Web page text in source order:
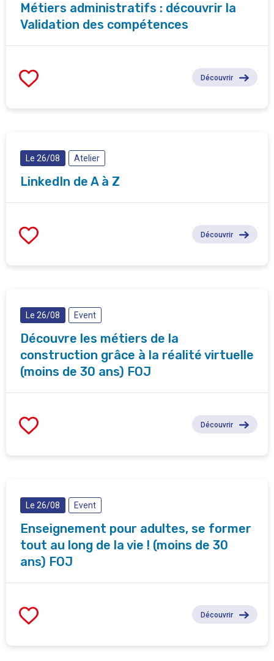
Métiers administratifs : découvrir la
Validation des compétences
Découvrir
Le 26/08 Atelier
LinkedIn de A à Z
Découvrir
Le 26/08 Event
Découvre les métiers de la
construction grâce à la réalité virtuelle
(moins de 30 ans) FOJ
Découvrir
Le 26/08 Event
Enseignement pour adultes, se former
tout au long de la vie ! (moins de 30
ans) FOJ
Découvrir